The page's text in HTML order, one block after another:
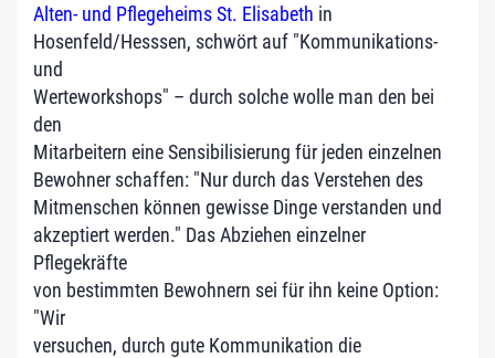
Alten- und Pflegeheims St. Elisabeth in
Hosenfeld/Hesssen, schwört auf "Kommunikations-
und
Werteworkshops" – durch solche wolle man den bei
den
Mitarbeitern eine Sensibilisierung für jeden einzelnen
Bewohner schaffen: "Nur durch das Verstehen des
Mitmenschen können gewisse Dinge verstanden und
akzeptiert werden." Das Abziehen einzelner
Pflegekräfte
von bestimmten Bewohnern sei für ihn keine Option:
"Wir
versuchen, durch gute Kommunikation die